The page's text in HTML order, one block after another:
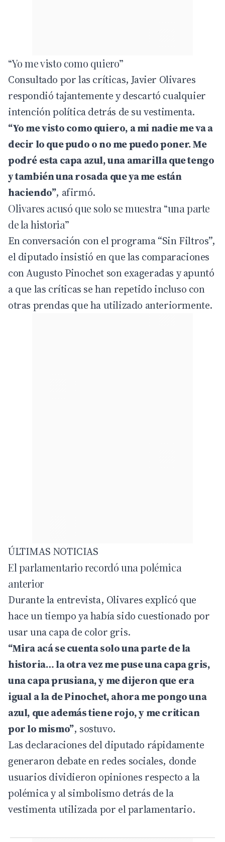
“Yo me visto como quiero”
Consultado por las críticas, Javier Olivares
respondió tajantemente y descartó cualquier
intención política detrás de su vestimenta.
“Yo me visto como quiero, a mi nadie me va a
decir lo que pudo o no me puedo poner. Me
podré esta capa azul, una amarilla que tengo
y también una rosada que ya me están
haciendo”, afirmó.
Olivares acusó que solo se muestra “una parte
de la historia”
En conversación con el programa “Sin Filtros”,
el diputado insistió en que las comparaciones
con Augusto Pinochet son exageradas y apuntó
a que las críticas se han repetido incluso con
otras prendas que ha utilizado anteriormente.
ÚLTIMAS NOTICIAS
El parlamentario recordó una polémica
anterior
Durante la entrevista, Olivares explicó que
hace un tiempo ya había sido cuestionado por
usar una capa de color gris.
“Mira acá se cuenta solo una parte de la
historia… la otra vez me puse una capa gris,
una capa prusiana, y me dijeron que era
igual a la de Pinochet, ahora me pongo una
azul, que además tiene rojo, y me critican
por lo mismo”, sostuvo.
Las declaraciones del diputado rápidamente
generaron debate en redes sociales, donde
usuarios dividieron opiniones respecto a la
polémica y al simbolismo detrás de la
vestimenta utilizada por el parlamentario.